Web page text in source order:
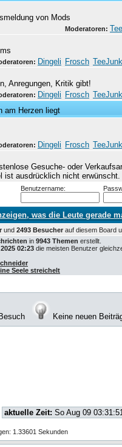
von Mods
Moderatoren:
Dingeli Frosch
Anregungen, Kritik gibt!
Dingeli Frosch
am Herzen liegt
Dingeli Frosch
Gesuche- oder
ist ausdrücklich nicht erwünscht.
Benutzername:
was die Leute gerade
und 2493 Besucher auf diesem
in 9943 Themen erstellt.
02:23 die meisten Benutzer
Seele streichelt
Keine neuen
aktuelle Zeit: So Aug 09
1.33601 Sekunden